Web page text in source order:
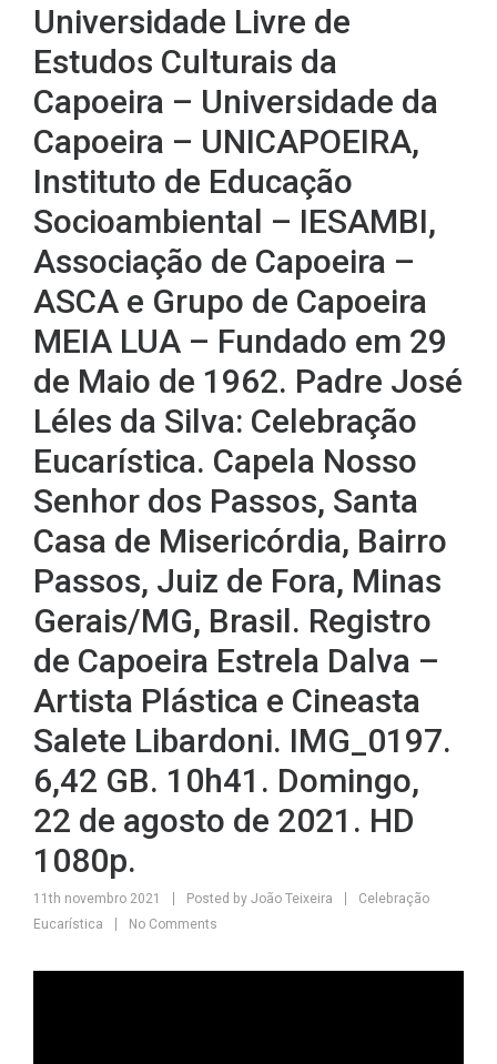
Universidade Livre de
Estudos Culturais da
Capoeira – Universidade da
Capoeira – UNICAPOEIRA,
Instituto de Educação
Socioambiental – IESAMBI,
Associação de Capoeira –
ASCA e Grupo de Capoeira
MEIA LUA – Fundado em 29
de Maio de 1962. Padre José
Léles da Silva: Celebração
Eucarística. Capela Nosso
Senhor dos Passos, Santa
Casa de Misericórdia, Bairro
Passos, Juiz de Fora, Minas
Gerais/MG, Brasil. Registro
de Capoeira Estrela Dalva –
Artista Plástica e Cineasta
Salete Libardoni. IMG_0197.
6,42 GB. 10h41. Domingo,
22 de agosto de 2021. HD
1080p.
11th novembro 2021 Posted by João Teixeira
Celebração
Eucarística
No Comments